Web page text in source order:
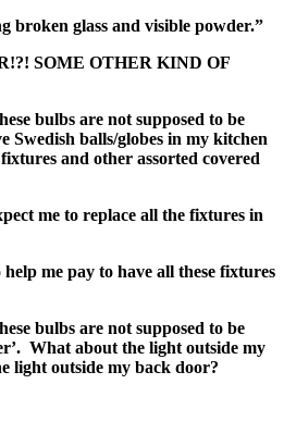
broken glass and visible powder.”
SOME OTHER KIND OF
bulbs are not supposed to be
Swedish balls/globes in my kitchen
and other assorted covered
me to replace all the fixtures in
me pay to have all these fixtures
bulbs are not supposed to be
What about the light outside my
light outside my back door?